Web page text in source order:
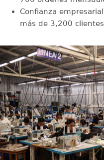
Confianza
más de 3,200